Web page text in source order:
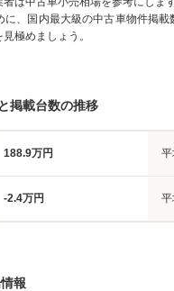
、国内最大級の中古車物件掲
極めましょう。
掲載台数の推移
188.9万円
-2.4万円 平
報